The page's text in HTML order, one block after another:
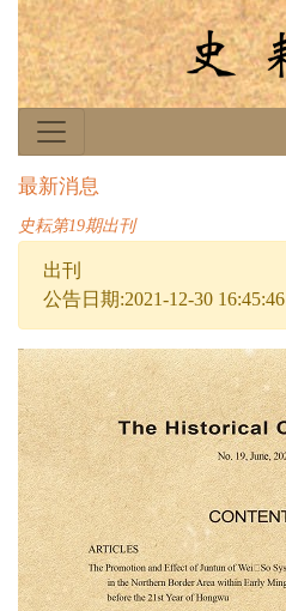
最新消息
史耘第19期出刊
出刊
公告日期:2021-12-30 16:45:46